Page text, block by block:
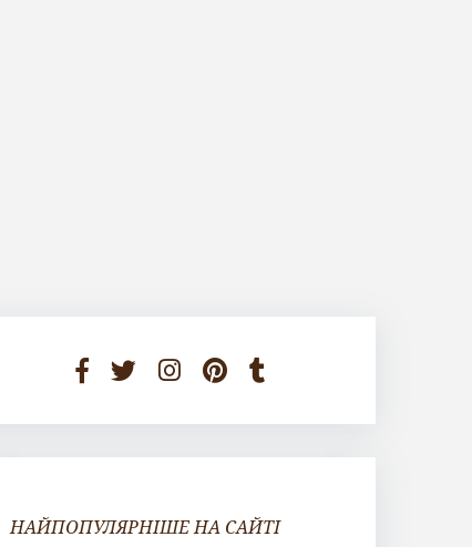
НАЙПОПУЛЯРНІШЕ НА САЙТІ